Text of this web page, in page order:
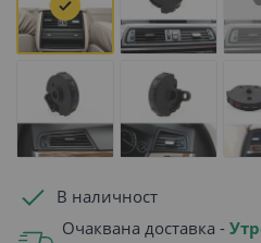
В наличност
Очаквана доставка -